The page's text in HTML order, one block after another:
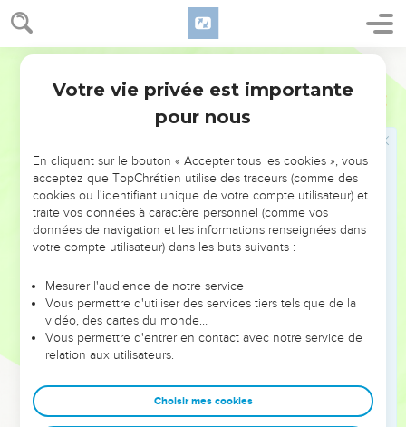
Matthieu 3
arbre donc qui ne produit point de bon fruit est coupé et jeté
au feu.
Pour moi, je vous baptise d'eau, en vue de la repentance ;
je ne suis pas digne de lui porter les souliers : c'est lui qui
vous baptisera du Saint-Esprit et de feu.
Il a son van dans ses mains, et il nettoiera parfaitement son
aire, et amassera son froment dans le grenier ; mais il brûlera
la paille au feu qui ne s'éteint point.
Le baptême de Jésus
être baptisé par lui.
Mais Jean s'y opposait, en disant : C'est moi qui ai besoin
d'être baptisé par toi, et tu viens à moi !
15
moment ; car c'est ainsi qu'il nous convient d'accomplir tout
ce qui est juste. Alors il ne s'y opposa plus.
Votre vie privée est importante
pour nous
En cliquant sur le bouton « Accepter tous les cookies », vous
acceptez que TopChrétien utilise des traceurs (comme des
cookies ou l'identifiant unique de votre compte utilisateur) et
traite vos données à caractère personnel (comme vos
données de navigation et les informations renseignées dans
votre compte utilisateur) dans les buts suivants :
Mesurer l'audience de notre service
Vous permettre d'utiliser des services tiers tels que de la
vidéo, des cartes du monde…
Vous permettre d'entrer en contact avec notre service de
relation aux utilisateurs.
Choisir mes cookies